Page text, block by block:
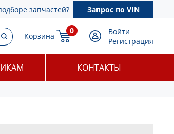
запчастей? Запрос по VIN
Корзина
0
Войти
Регистрация
КОНТАКТЫ